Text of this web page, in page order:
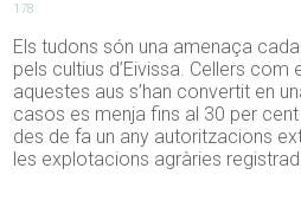
178
Els tudons són una amenaça
pels cultius d’Eivissa. Cellers com
aquestes aus s’han convertit en
casos es menja fins al 30 per
des de fa un any autoritzacions
les explotacions agràries